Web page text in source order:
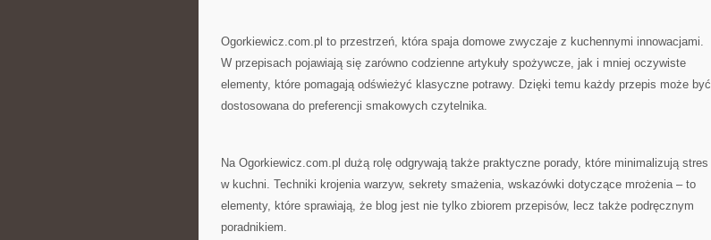
Ogorkiewicz.com.pl to przestrzeń, która spaja domowe zwyczaje z kuchennymi innowacjami.
W przepisach pojawiają się zarówno codzienne artykuły spożywcze, jak i mniej oczywiste
elementy, które pomagają odświeżyć klasyczne potrawy. Dzięki temu każdy przepis może być
dostosowana do preferencji smakowych czytelnika.
Na Ogorkiewicz.com.pl dużą rolę odgrywają także praktyczne porady, które minimalizują stres
w kuchni. Techniki krojenia warzyw, sekrety smażenia, wskazówki dotyczące mrożenia – to
elementy, które sprawiają, że blog jest nie tylko zbiorem przepisów, lecz także podręcznym
poradnikiem.